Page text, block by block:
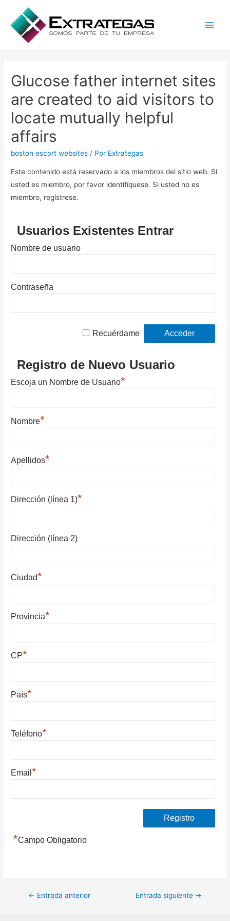
Glucose father internet sites
are created to aid visitors to
locate mutually helpful
affairs
boston escort websites / Por Extrategas
Este contenido está reservado a los miembros del sitio web. Si
usted es miembro, por favor identifíquese. Si usted no es
miembro, regístrese.
Usuarios Existentes Entrar
Nombre de usuario
Contraseña
Recuérdame
Registro de Nuevo Usuario
Escoja un Nombre de Usuario*
Nombre*
Apellidos*
Dirección (línea 1)*
Dirección (línea 2)
Ciudad*
Provincia*
CP*
País*
Teléfono*
Email*
*Campo Obligatorio
Navegación
← Entrada anterior Entrada siguiente →